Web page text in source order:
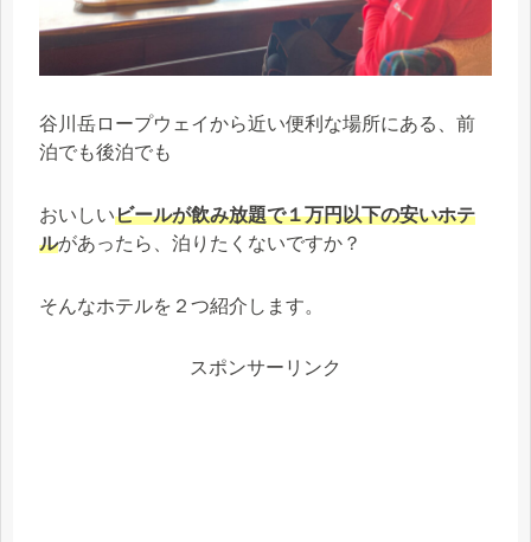
谷川岳ロープウェイから近い便利な場所にある、前
泊でも後泊でも
おいしいビールが飲み放題で１万円以下の安いホテ
ルがあったら、泊りたくないですか？
そんなホテルを２つ紹介します。
スポンサーリンク